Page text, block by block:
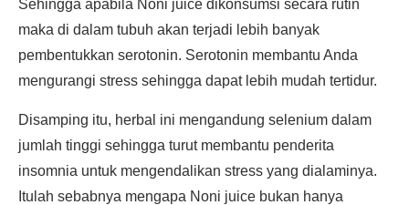
Sehingga apabila Noni juice dikonsumsi secara rutin
maka di dalam tubuh akan terjadi lebih banyak
pembentukkan serotonin. Serotonin membantu Anda
mengurangi stress sehingga dapat lebih mudah tertidur.
Disamping itu, herbal ini mengandung selenium dalam
jumlah tinggi sehingga turut membantu penderita
insomnia untuk mengendalikan stress yang dialaminya.
Itulah sebabnya mengapa Noni juice bukan hanya